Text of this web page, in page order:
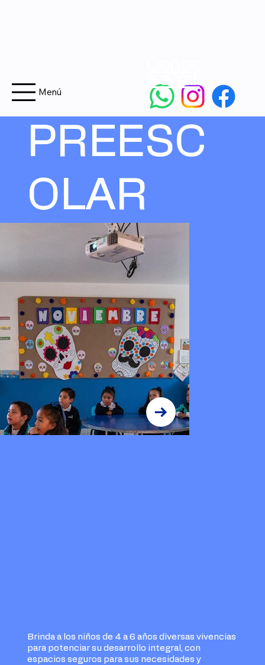
Menú
e a Yali
PREESC
OLAR
Brinda a los niños de 4 a 6 años diversas vivencias
para potenciar su desarrollo integral, con
espacios seguros para sus necesidades y